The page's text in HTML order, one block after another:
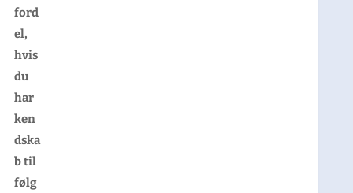
ford
el,
hvis
du
har
ken
dska
b til
følg